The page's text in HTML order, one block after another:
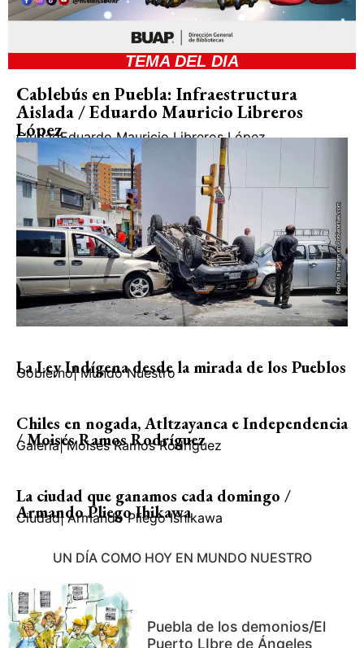
TEMA DEL DIA
Cablebús en Puebla: Infraestructura
Aislada / Eduardo Mauricio Libreros
López
CiudadEduardo Mauricio Libreros López
La Ley Indígena desde la mirada de los Pueblos
Gobierno| Mundo Nuestro
Chiles en nogada, Atltzayanca e Independencia
/ Moisés Ramos Rodríguez
Galería| Moisés Ramos Rodríguez
La ciudad que ganamos cada domingo /
Armando Pliego Ihikawa
Ciudad| Armando Pliego Ishikawa
UN DÍA COMO HOY EN MUNDO NUESTRO
Puebla de los demonios/El
Puerto LIbre de Ángeles